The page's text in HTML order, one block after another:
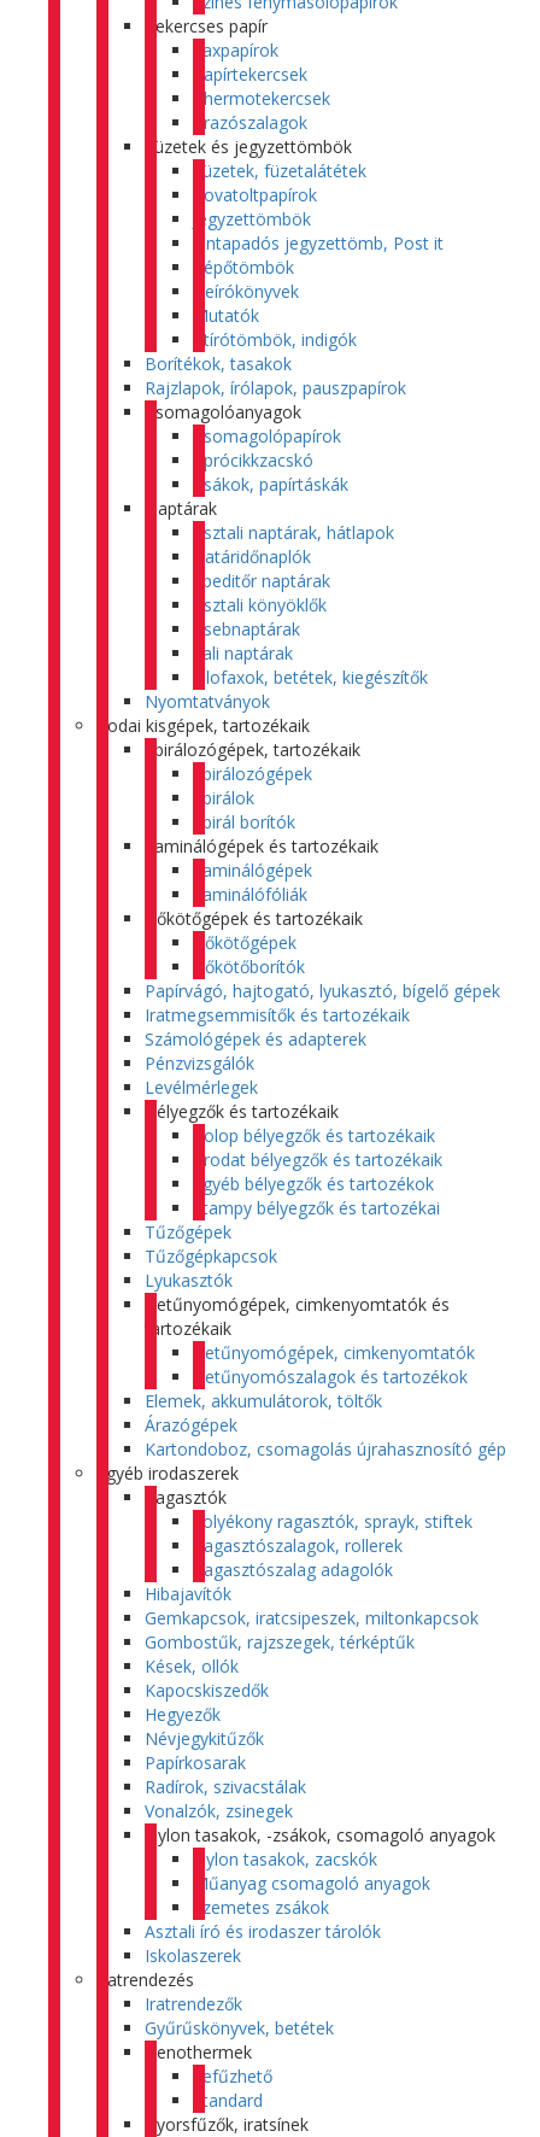
Tekercses papír
Faxpapírok
Papírtekercsek
Thermotekercsek
Árazószalagok
Füzetek és jegyzettömbök
Füzetek, füzetalátétek
Rovatoltpapírok
Jegyzettömbök
Öntapadós jegyzettömb, Post it
Tépőtömbök
Beírókönyvek
Mutatók
Átírótömbök, indigók
Borítékok, tasakok
Rajzlapok, írólapok, pauszpapírok
Csomagolóanyagok
Csomagolópapírok
Aprócikkzacskó
Zsákok, papírtáskák
Naptárak
Asztali naptárak, hátlapok
Határidőnaplók
Speditőr naptárak
Asztali könyöklők
Zsebnaptárak
Fali naptárak
Filofaxok, betétek, kiegészítők
Nyomtatványok
Irodai kisgépek, tartozékaik
Spirálozógépek, tartozékaik
Spirálozógépek
Spirálok
Spirál borítók
Laminálógépek és tartozékaik
Laminálógépek
Laminálófóliák
Hőkötőgépek és tartozékaik
Hőkötőgépek
Hőkötőborítók
Papírvágó, hajtogató, lyukasztó, bígelő gépek
Iratmegsemmisítők és tartozékaik
Számológépek és adapterek
Pénzvizsgálók
Levélmérlegek
Bélyegzők és tartozékaik
Colop bélyegzők és tartozékaik
Trodat bélyegzők és tartozékaik
Egyéb bélyegzők és tartozékok
Stampy bélyegzők és tartozékai
Tűzőgépek
Tűzőgépkapcsok
Lyukasztók
Betűnyomógépek, cimkenyomtatók és
tartozékaik
Betűnyomógépek, cimkenyomtatók
Betűnyomószalagok és tartozékok
Elemek, akkumulátorok, töltők
Árazógépek
Kartondoboz, csomagolás újrahasznosító gép
Egyéb irodaszerek
Ragasztók
Folyékony ragasztók, sprayk, stiftek
Ragasztószalagok, rollerek
Ragasztószalag adagolók
Hibajavítók
Gemkapcsok, iratcsipeszek, miltonkapcsok
Gombostűk, rajzszegek, térképtűk
Kések, ollók
Kapocskiszedők
Hegyezők
Névjegykitűzők
Papírkosarak
Radírok, szivacstálak
Vonalzók, zsinegek
Nylon tasakok, -zsákok, csomagoló anyagok
Nylon tasakok, zacskók
Műanyag csomagoló anyagok
Szemetes zsákok
Asztali író és irodaszer tárolók
Iskolaszerek
Iratrendezés
Iratrendezők
Gyűrűskönyvek, betétek
Genothermek
Lefűzhető
Standard
Gyorsfűzők, iratsínek